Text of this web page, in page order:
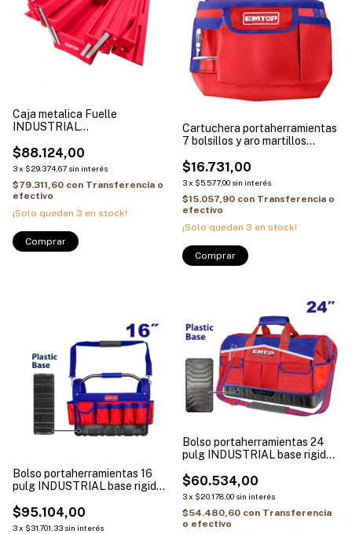
Caja metalica Fuelle
INDUSTRIAL
ETBXS0201
$88.124,00
3x $29.374,67 sin interés
$79.311,60 con Transferencia o
efectivo
¡Solo quedan 3 en stock!
Cartuchera portaherramientas
7 bolsillos y aro martillos
$16.731,00
3x $5.577,00 sin interés
$15.057,90 con Transferencia o
efectivo
¡Solo quedan 3 en stock!
Bolso portaherramientas 16
pulg INDUSTRIAL base rigida
$95.104,00
3x $31.701,33 sin interés
Bolso portaherramientas 24
pulg INDUSTRIAL base rigida
ETBG28244
$60.534,00
3x $20.178,00 sin interés
$54.480,60 con Transferencia
o efectivo